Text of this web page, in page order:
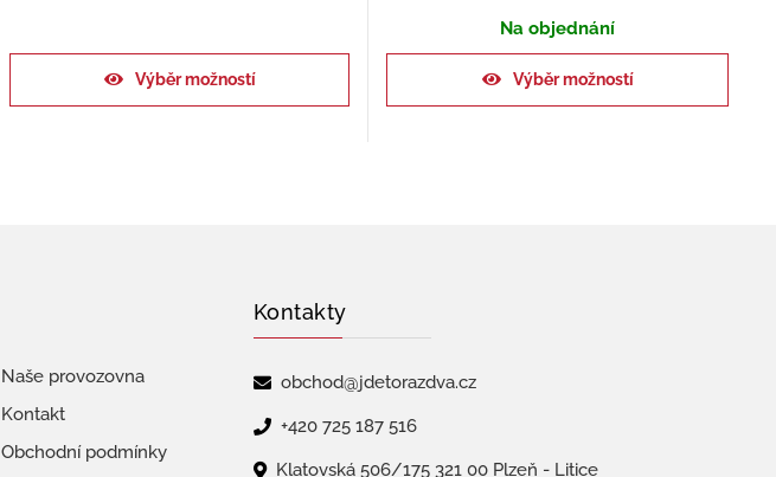
Výběr možností
Na objednání
Výběr možností
Naše provozovna
Kontakt
Obchodní podmínky
Kontakty
obchod@jdetorazdva.cz
+420 725 187 516
Klatovská 506/175 321 00 Plzeň - Litice